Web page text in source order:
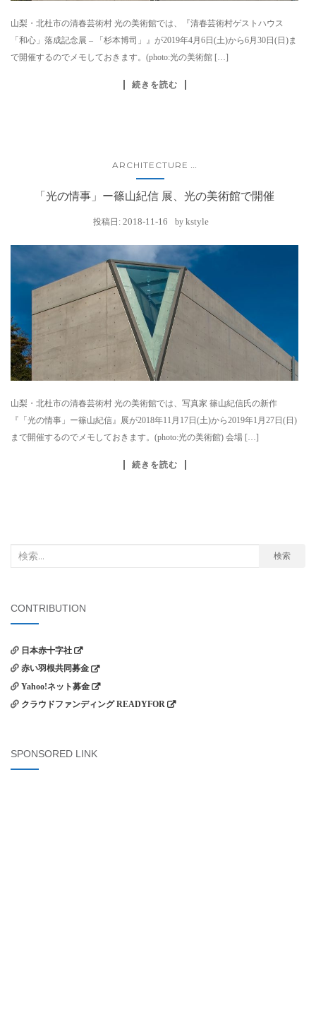
山梨・北杜市の清春芸術村 光の美術館では、『清春芸術村ゲストハウス
「和心」落成記念展 – 「杉本博司」』が2019年4月6日(土)から6月30日(日)ま
で開催するのでメモしておきます。(photo:光の美術館 […]
続きを読む
ARCHITECTURE
「光の情事」ー篠山紀信 展、光の美術館で開催
投稿日: 2018-11-16 by kstyle
山梨・北杜市の清春芸術村 光の美術館では、写真家 篠山紀信氏の新作
『「光の情事」ー篠山紀信』展が2018年11月17日(土)から2019年1月27日(日)
まで開催するのでメモしておきます。(photo:光の美術館) 会場 […]
続きを読む
象:
検索
CONTRIBUTION
日本赤十字社
赤い羽根共同募金
Yahoo!ネット募金
クラウドファンディング READYFOR
SPONSORED LINK